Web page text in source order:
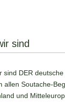
sind
sind DER
allen Soutache-
und